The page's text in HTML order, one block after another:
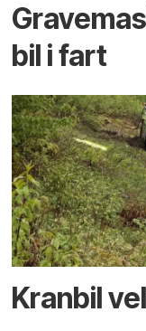
bil i fart
Kranbil